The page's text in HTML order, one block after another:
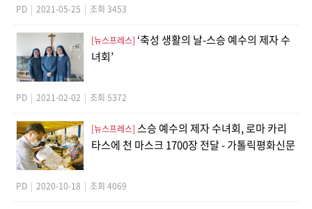
PD | 2021-05-25 | 조회 3453
[뉴스프레스] ‘축성 생활의 날-스승 예수의 제자 수
녀회’
PD | 2021-02-02 | 조회 5372
[뉴스프레스] 스승 예수의 제자 수녀회, 로마 카리
타스에 천 마스크 1700장 전달 - 가톨릭평화신문
PD | 2020-10-18 | 조회 4069